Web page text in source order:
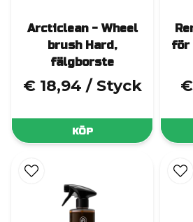
Arcticlean - Wheel
brush Hard,
fälgborste
€ 18,94 / Styck
KÖP
för